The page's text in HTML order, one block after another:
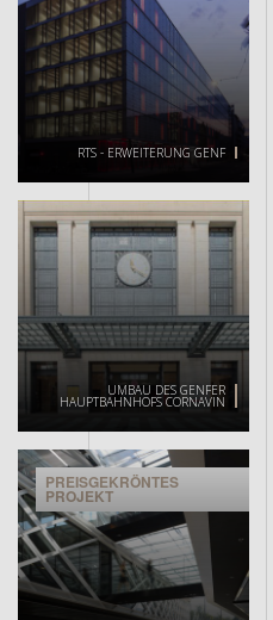
RTS - ERWEITERUNG GENF
UMBAU DES GENFER
HAUPTBAHNHOFS CORNAVIN
PREISGEKRÖNTES
PROJEKT